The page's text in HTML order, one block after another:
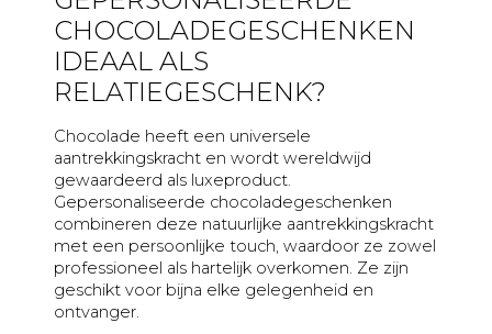
CHOCOLADEGESCHENKEN
IDEAAL ALS
RELATIEGESCHENK?
Chocolade heeft een universele
aantrekkingskracht en wordt wereldwijd
gewaardeerd als luxeproduct.
Gepersonaliseerde chocoladegeschenken
combineren deze natuurlijke aantrekkingskracht
met een persoonlijke touch, waardoor ze zowel
professioneel als hartelijk overkomen. Ze zijn
geschikt voor bijna elke gelegenheid en
ontvanger.